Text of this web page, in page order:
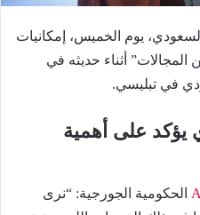
السعودي، يوم الخميس، إمكانيات
المجالات” أثناء حديثه في
في تبليسي.
يؤكد على أهمية
الحكومية الجورجية: “نرى